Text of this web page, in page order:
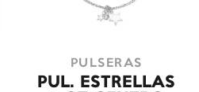
PULSERAS
PUL. ESTRELLAS